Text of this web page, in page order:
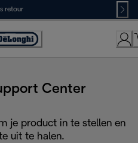
retour
Center
je product in te stellen en
uit te halen.